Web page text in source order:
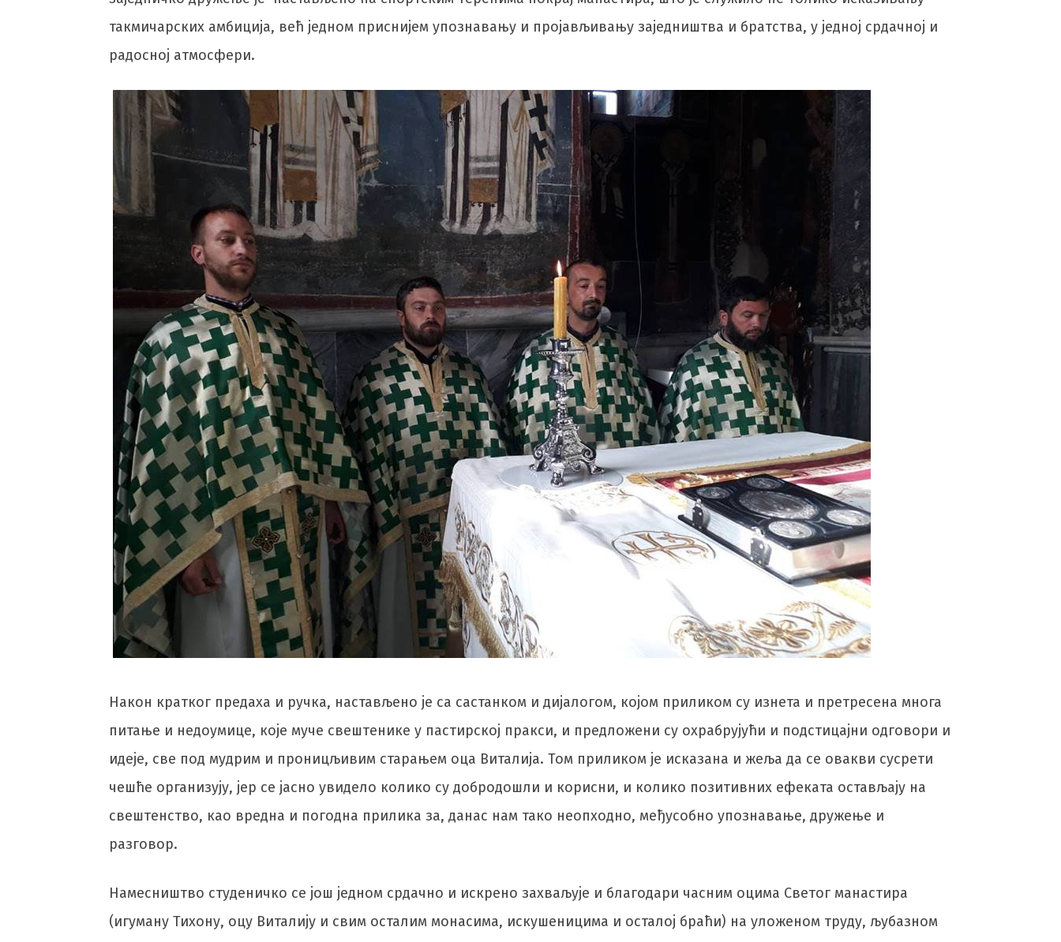
такмичарских амбиција, већ једном приснијем упознавању и пројављивању заједништва и братства, у једној срдачној и
радосној атмосфери.
Након кратког предаха и ручка, настављено је са састанком и дијалогом, којом приликом су изнета и претресена многа
питање и недоумице, које муче свештенике у пастирској пракси, и предложени су охрабрујући и подстицајни одговори и
идеје, све под мудрим и проницљивим старањем оца Виталија. Том приликом је исказана и жеља да се овакви сусрети
чешће организују, јер се јасно увидело колико су добродошли и корисни, и колико позитивних ефеката остављају на
свештенство, као вредна и погодна прилика за, данас нам тако неопходно, међусобно упознавање, дружење и
разговор.
Намесништво студеничко се још једном срдачно и искрено захваљује и благодари часним оцима Светог манастира
(игуману Тихону, оцу Виталију и свим осталим монасима, искушеницима и осталој браћи) на уложеном труду, љубазном